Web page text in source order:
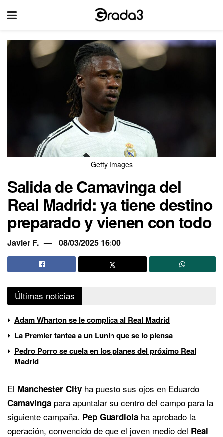
Getty Images
Salida de Camavinga del
Real Madrid: ya tiene destino
preparado y vienen con todo
Javier F. 08/03/2025 16:00
Últimas noticias
Adam Wharton se le complica al Real Madrid
La Premier tantea a un Lunin que se lo piensa
Pedro Porro se cuela en los planes del próximo Real
Madrid
El Manchester City ha puesto sus ojos en Eduardo
Camavinga para apuntalar su centro del campo para la
siguiente campaña. Pep Guardiola ha aprobado la
operación, convencido de que el joven medio del Real